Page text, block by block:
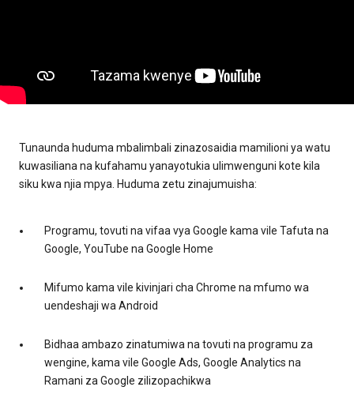
Tunaunda huduma mbalimbali zinazosaidia mamilioni ya watu
kuwasiliana na kufahamu yanayotukia ulimwenguni kote kila
siku kwa njia mpya. Huduma zetu zinajumuisha:
Programu, tovuti na vifaa vya Google kama vile Tafuta na
Google, YouTube na Google Home
Mifumo kama vile kivinjari cha Chrome na mfumo wa
uendeshaji wa Android
Bidhaa ambazo zinatumiwa na tovuti na programu za
wengine, kama vile Google Ads, Google Analytics na
Ramani za Google zilizopachikwa